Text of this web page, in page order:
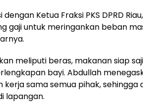
Ketua Fraksi PKS DPRD
gaji untuk meringankan beban
meliputi beras, makanan siap
bayi. Abdullah
sama semua pihak, sehingga
lapangan.